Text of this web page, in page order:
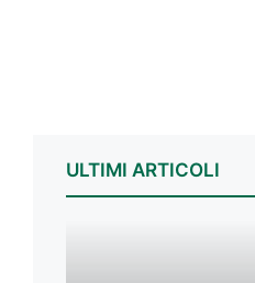
ULTIMI ARTICOLI